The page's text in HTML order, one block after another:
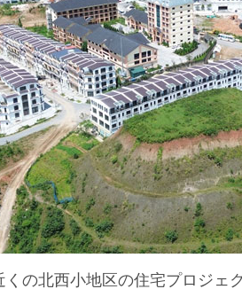
くの北西小地区の住宅プロジェ